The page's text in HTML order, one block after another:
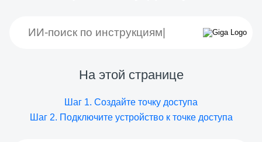
На этой странице
Шаг 1. Создайте точку доступа
Шаг 2. Подключите устройство к точке доступа